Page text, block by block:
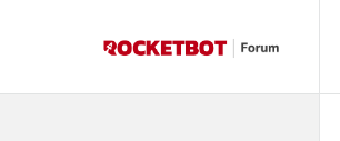
Forum